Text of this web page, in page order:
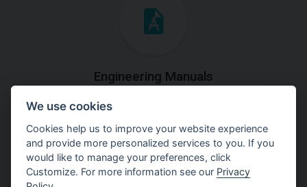
Engineering Manuals
Step by steps guides on how
to solve a specific tasks.
We use cookies
Cookies help us to improve your website experience
and provide more personalized services to you. If you
would like to manage your preferences, click
Customize. For more information see our Privacy